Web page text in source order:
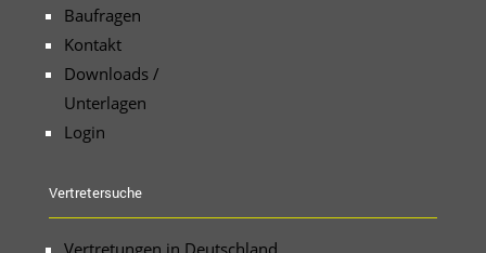
Baufragen
Kontakt
Downloads /
Unterlagen
Login
Vertretersuche